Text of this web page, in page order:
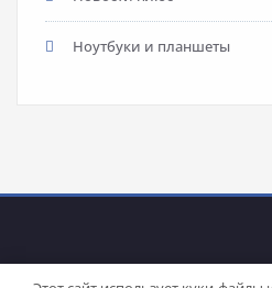
Ноутбуки и планшеты